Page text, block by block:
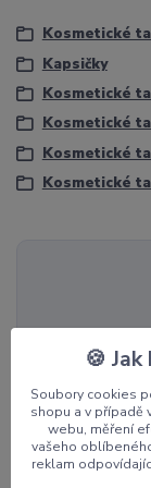
Kosmetické
Kapsičky
Kosmetické
Kosmetické
Kosmetické
Kosmetické
🍪
Soubory cookies
shopu a v případě
webu, měření
vašeho
reklam